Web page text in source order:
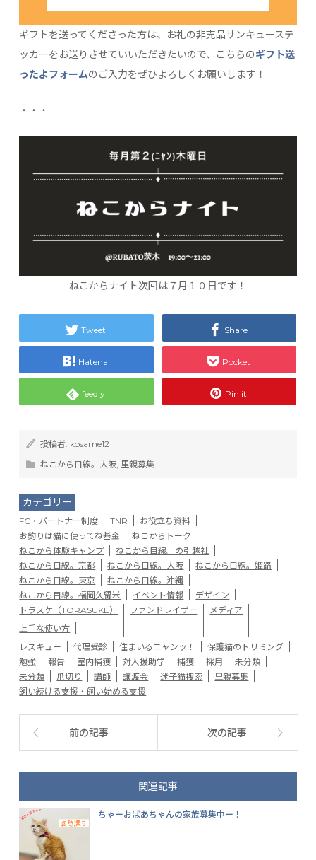
ギフトを送ってくださった方は、お礼の非売品サンキューステ
ッカーをお送りさせていいただきたいので、こちらのギフト送
ったよフォームのご入力をぜひよろしくお願いします！
・・・
ねこからナイト次回は７月１０日です！
Tweet Share
Hatena Pocket
feedly Pin it
投稿者: kosame12
ねこから目線。大阪, 里親募集
カテゴリー
FC・パートナー制度 TNR
お役立ち資料
お釣りは猫に使ってね基金
ねこからトーク
ねこから体験キャンプ
ねこから目線。の引越社
ねこから目線。京都
ねこから目線。大阪
ねこから目線。姫路
ねこから目線。東京
ねこから目線。沖縄
ねこから目線。福岡久留米
イベント情報
デザイン
トラスケ（TORASUKE）
上手な使い方
ファンドレイザー メディア
レスキュー 代理受診 住まいるニャンッ！
保護猫のトリミング
勉強
報告 室内捕獲 対人援助学 捕獲 採用
未分類
未分類
爪切り 講師 譲渡会 迷子猫捜索
里親募集
飼い続ける支援・飼い始める支援
前の記事 次の記事
関連記事
ちゃーおばあちゃんの家族募集中ー！